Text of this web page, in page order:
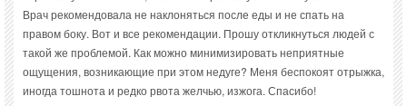
Врач рекомендовала не наклоняться после еды и не спать на
правом боку. Вот и все рекомендации. Прошу откликнуться людей с
такой же проблемой. Как можно минимизировать неприятные
ощущения, возникающие при этом недуге? Меня беспокоят отрыжка,
иногда тошнота и редко рвота желчью, изжога. Спасибо!